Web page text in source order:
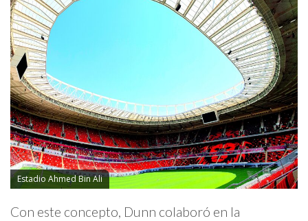
Estadio Ahmed Bin Ali
Con este concepto, Dunn colaboró en la